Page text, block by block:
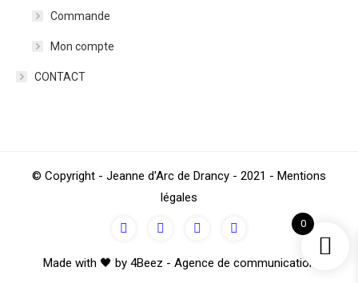
Commande
Mon compte
CONTACT
0
© Copyright - Jeanne d'Arc de Drancy - 2021 - Mentions
légales
Made with 🖤 by 4Beez - Agence de communication